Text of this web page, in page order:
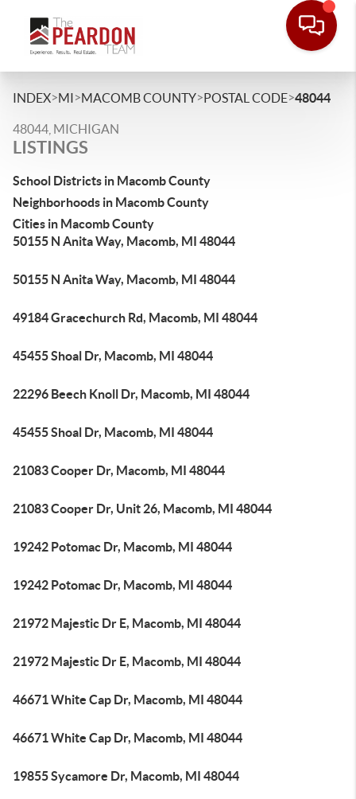
INDEX>MI>MACOMB COUNTY>POSTAL CODE>48044
48044, MICHIGAN
LISTINGS
School Districts in Macomb County
Neighborhoods in Macomb County
Cities in Macomb County
50155 N Anita Way, Macomb, MI 48044
50155 N Anita Way, Macomb, MI 48044
49184 Gracechurch Rd, Macomb, MI 48044
45455 Shoal Dr, Macomb, MI 48044
22296 Beech Knoll Dr, Macomb, MI 48044
45455 Shoal Dr, Macomb, MI 48044
21083 Cooper Dr, Macomb, MI 48044
21083 Cooper Dr, Unit 26, Macomb, MI 48044
19242 Potomac Dr, Macomb, MI 48044
19242 Potomac Dr, Macomb, MI 48044
21972 Majestic Dr E, Macomb, MI 48044
21972 Majestic Dr E, Macomb, MI 48044
46671 White Cap Dr, Macomb, MI 48044
46671 White Cap Dr, Macomb, MI 48044
19855 Sycamore Dr, Macomb, MI 48044